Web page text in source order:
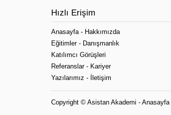
Hızlı Erişim
Anasayfa- Hakkımızda
Eğitimler- Danışmanlık
Katılımcı Görüşleri
Referanslar- Kariyer
Yazılarımız - İletişim
Copyright © Asistan Akademi - Anasayfa|